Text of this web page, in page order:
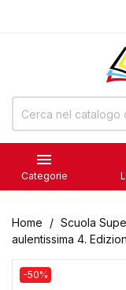

Categorie
Home Scuola
aulentissima 4.
-50%